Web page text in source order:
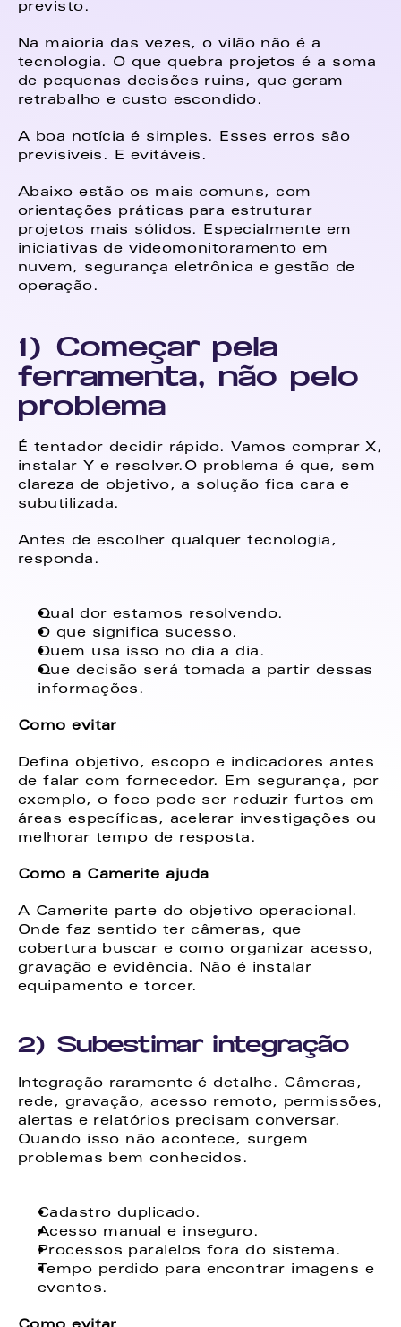
previsto.
Na maioria das vezes, o vilão não é a
tecnologia. O que quebra projetos é a soma
de pequenas decisões ruins, que geram
retrabalho e custo escondido.
A boa notícia é simples. Esses erros são
previsíveis. E evitáveis.
Abaixo estão os mais comuns, com
orientações práticas para estruturar
projetos mais sólidos. Especialmente em
iniciativas de videomonitoramento em
nuvem, segurança eletrônica e gestão de
operação.
1) Começar pela
ferramenta, não pelo
problema
É tentador decidir rápido. Vamos comprar X,
instalar Y e resolver.O problema é que, sem
clareza de objetivo, a solução fica cara e
subutilizada.
Antes de escolher qualquer tecnologia,
responda.
Qual dor estamos resolvendo.
O que significa sucesso.
Quem usa isso no dia a dia.
Que decisão será tomada a partir dessas
informações.
Como evitar
Defina objetivo, escopo e indicadores antes
de falar com fornecedor. Em segurança, por
exemplo, o foco pode ser reduzir furtos em
áreas específicas, acelerar investigações ou
melhorar tempo de resposta.
Como a Camerite ajuda
A Camerite parte do objetivo operacional.
Onde faz sentido ter câmeras, que
cobertura buscar e como organizar acesso,
gravação e evidência. Não é instalar
equipamento e torcer.
2) Subestimar integração
Integração raramente é detalhe. Câmeras,
rede, gravação, acesso remoto, permissões,
alertas e relatórios precisam conversar.
Quando isso não acontece, surgem
problemas bem conhecidos.
Cadastro duplicado.
Acesso manual e inseguro.
Processos paralelos fora do sistema.
Tempo perdido para encontrar imagens e
eventos.